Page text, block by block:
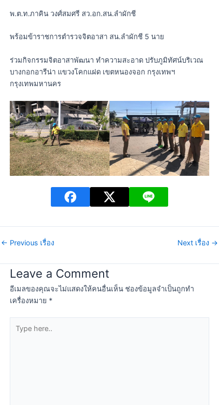
พ.ต.ท.ภาคิน วงศ์สมศรี สว.อก.สน.ลำผักชี
พร้อมข้าราชการตำรวจจิตอาสา สน.ลำผักชี 5 นาย
ร่วมกิจกรรมจิตอาสาพัฒนา ทำความสะอาด ปรับภูมิทัศน์บริเวณ
บางกอกอารีน่า แขวงโคกแฝด เขตหนองจอก กรุงเทพฯ
กรุงเทพมหานคร
← Previous เรื่อง Next เรื่อง →
Leave a Comment
อีเมลของคุณจะไม่แสดงให้คนอื่นเห็น ช่องข้อมูลจำเป็นถูกทำ
เครื่องหมาย *
here..